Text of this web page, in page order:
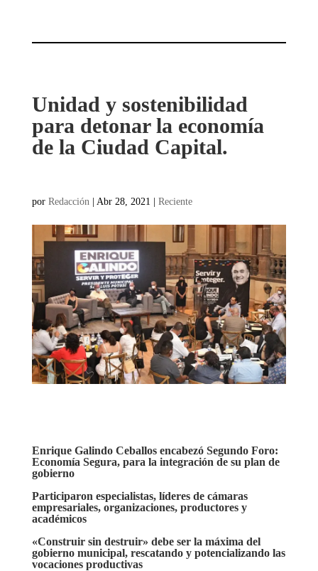
Unidad y sostenibilidad
para detonar la economía
de la Ciudad Capital.
por Redacción | Abr 28, 2021 | Reciente
Enrique Galindo Ceballos encabezó Segundo Foro:
Economía Segura, para la integración de su plan de
gobierno
Participaron especialistas, líderes de cámaras
empresariales, organizaciones, productores y
académicos
«Construir sin destruir» debe ser la máxima del
gobierno municipal, rescatando y potencializando las
vocaciones productivas